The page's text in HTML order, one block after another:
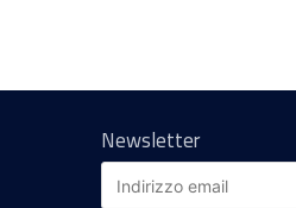
Newsletter